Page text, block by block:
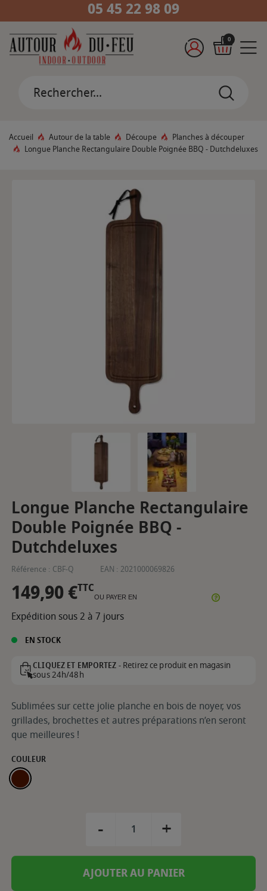
05 45 22 98 09
0
Accueil Autour de la table Découpe
Planches à découper
Longue Planche Rectangulaire Double Poignée BBQ - Dutchdeluxes
Longue Planche Rectangulaire
Double Poignée BBQ -
Dutchdeluxes
Référence : CBF-Q EAN : 2021000069826
149,90 €TTC
OU PAYER EN
Expédition sous 2 à 7 jours
EN STOCK
CLIQUEZ ET EMPORTEZ -Retirez ce produit en magasin
sous 24h/48h
Sublimées sur cette jolie planche en bois de noyer, vos
grillades, brochettes et autres préparations n’en seront
que meilleures !
COULEUR
NOYER
- +
AJOUTER AU PANIER